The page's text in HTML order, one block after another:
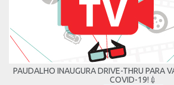
PAUDALHO INAUGURA DRIVE-THRU PARA
COVID-19!💉